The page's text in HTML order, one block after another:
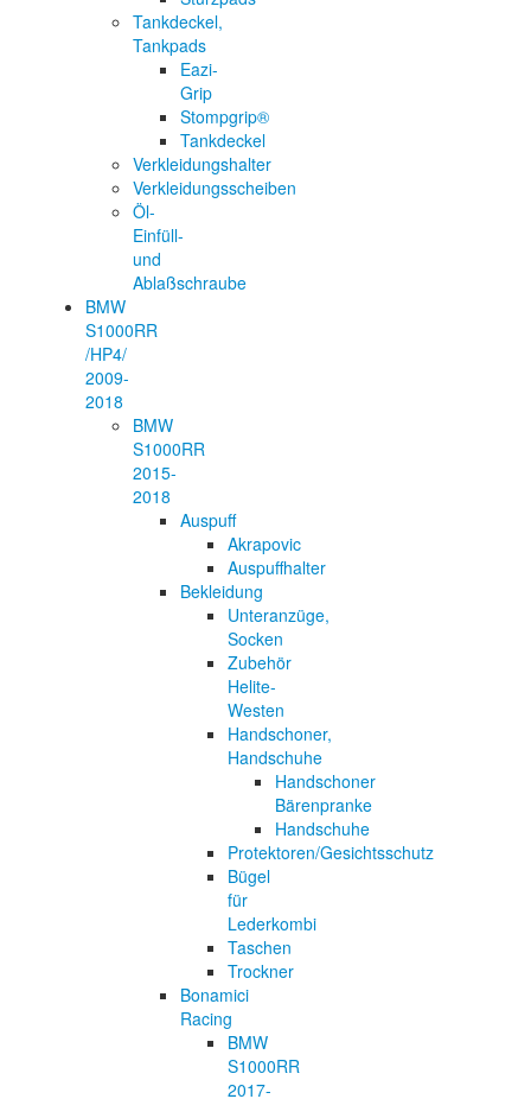
Tankdeckel,
Tankpads
Eazi-
Grip
Stompgrip®
Tankdeckel
Verkleidungshalter
Verkleidungsscheiben
Öl-
Einfüll-
und
Ablaßschraube
BMW
S1000RR
/HP4/
2009-
2018
BMW
S1000RR
2015-
2018
Auspuff
Akrapovic
Auspuffhalter
Bekleidung
Unteranzüge,
Socken
Zubehör
Helite-
Westen
Handschoner,
Handschuhe
Handschoner
Bärenpranke
Handschuhe
Protektoren/Gesichtsschutz
Bügel
für
Lederkombi
Taschen
Trockner
Bonamici
Racing
BMW
S1000RR
2017-